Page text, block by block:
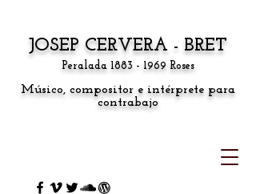
JOSEP CERVERA - BRET
Peralada 1883 - 1969 Roses
Músico, compositor e intérprete para
contrabajo